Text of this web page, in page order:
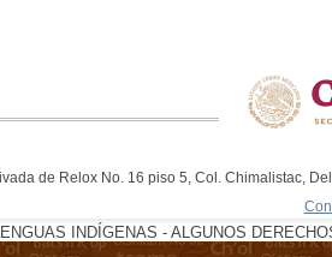
de Relox No. 16 piso 5, Col. Chimalistac,
INDÍGENAS - ALGUNOS